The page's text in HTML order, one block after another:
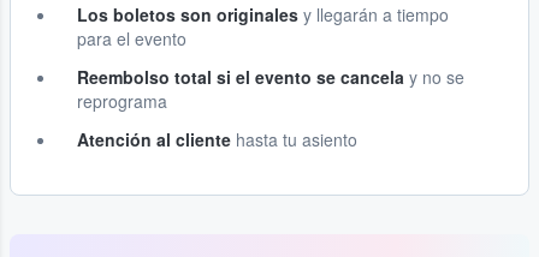
Los boletos son originales y llegarán a tiempo
para el evento
Reembolso total si el evento se cancela y no se
reprograma
Atención al cliente hasta tu asiento